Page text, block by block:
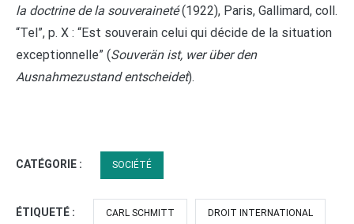
la doctrine de la souveraineté(1922), Paris, Gallimard, coll.
“Tel”, p. X : “Est souverain celui qui décide de la situation
exceptionnelle” (Souverän ist, wer über den
Ausnahmezustand entscheidet).
CATÉGORIE : SOCIÉTÉ
ÉTIQUETÉ : CARL SCHMITT DROIT INTERNATIONAL